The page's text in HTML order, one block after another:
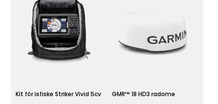
Kit för isfiske Striker Vivid 5cv GMR™ 18 HD3 radome